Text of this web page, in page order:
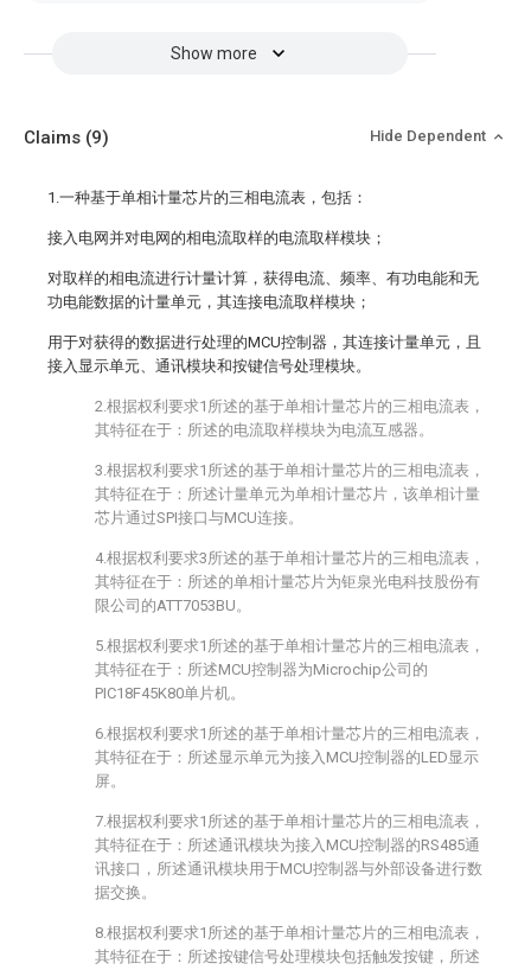
Show more
Claims (9) Hide Dependent
1.一种基于单相计量芯片的三相电流表，包括：
接入电网并对电网的相电流取样的电流取样模块；
对取样的相电流进行计量计算，获得电流、频率、有功电能和无
功电能数据的计量单元，其连接电流取样模块；
用于对获得的数据进行处理的MCU控制器，其连接计量单元，且
接入显示单元、通讯模块和按键信号处理模块。
2.根据权利要求1所述的基于单相计量芯片的三相电流表，
其特征在于：所述的电流取样模块为电流互感器。
3.根据权利要求1所述的基于单相计量芯片的三相电流表，
其特征在于：所述计量单元为单相计量芯片，该单相计量
芯片通过SPI接口与MCU连接。
4.根据权利要求3所述的基于单相计量芯片的三相电流表，
其特征在于：所述的单相计量芯片为钜泉光电科技股份有
限公司的ATT7053BU。
5.根据权利要求1所述的基于单相计量芯片的三相电流表，
其特征在于：所述MCU控制器为Microchip公司的
PIC18F45K80单片机。
6.根据权利要求1所述的基于单相计量芯片的三相电流表，
其特征在于：所述显示单元为接入MCU控制器的LED显示
屏。
7.根据权利要求1所述的基于单相计量芯片的三相电流表，
其特征在于：所述通讯模块为接入MCU控制器的RS485通
讯接口，所述通讯模块用于MCU控制器与外部设备进行数
据交换。
8.根据权利要求1所述的基于单相计量芯片的三相电流表，
其特征在于：所述按键信号处理模块包括触发按键，所述